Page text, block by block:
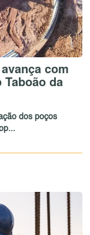
com
da
dos poços